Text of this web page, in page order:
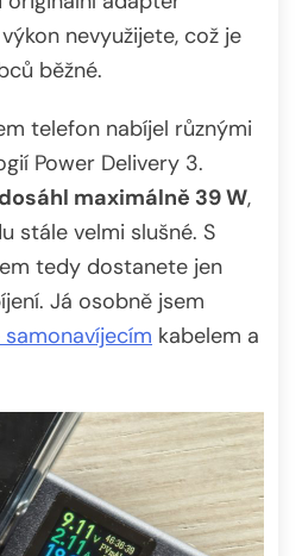
nevyužijete, což je
běžné.
telefon nabíjel různými
Power Delivery 3.
dosáhl maximálně 39 W,
stále velmi slušné. S
tedy dostanete jen
Já osobně jsem
kabelem a